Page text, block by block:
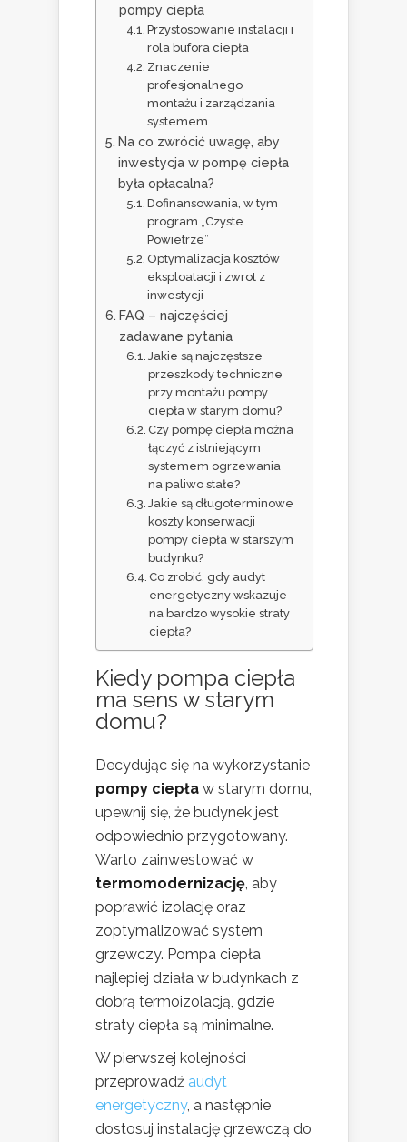
pompy ciepła
Przystosowanie instalacji i
rola bufora ciepła
Znaczenie
profesjonalnego
montażu i zarządzania
systemem
Na co zwrócić uwagę, aby
inwestycja w pompę ciepła
była opłacalna?
Dofinansowania, w tym
program „Czyste
Powietrze”
Optymalizacja kosztów
eksploatacji i zwrot z
inwestycji
FAQ – najczęściej
zadawane pytania
Jakie są najczęstsze
przeszkody techniczne
przy montażu pompy
ciepła w starym domu?
Czy pompę ciepła można
łączyć z istniejącym
systemem ogrzewania
na paliwo stałe?
Jakie są długoterminowe
koszty konserwacji
pompy ciepła w starszym
budynku?
Co zrobić, gdy audyt
energetyczny wskazuje
na bardzo wysokie straty
ciepła?
Kiedy pompa ciepła
ma sens w starym
domu?
Decydując się na wykorzystanie
pompy ciepła w starym domu,
upewnij się, że budynek jest
odpowiednio przygotowany.
Warto zainwestować w
termomodernizację , aby
poprawić izolację oraz
zoptymalizować system
grzewczy. Pompa ciepła
najlepiej działa w budynkach z
dobrą termoizolacją, gdzie
straty ciepła są minimalne.
W pierwszej kolejności
przeprowadź audyt
energetyczny, a następnie
dostosuj instalację grzewczą do